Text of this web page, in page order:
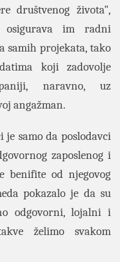
društvenog života",
osigurava im radni
samih projekata, tako
koji zadovolje
naravno, uz
angažman.
je samo da poslodavci
zaposlenog i
benifite od njegovog
pokazalo je da su
odgovorni, lojalni i
želimo svakom